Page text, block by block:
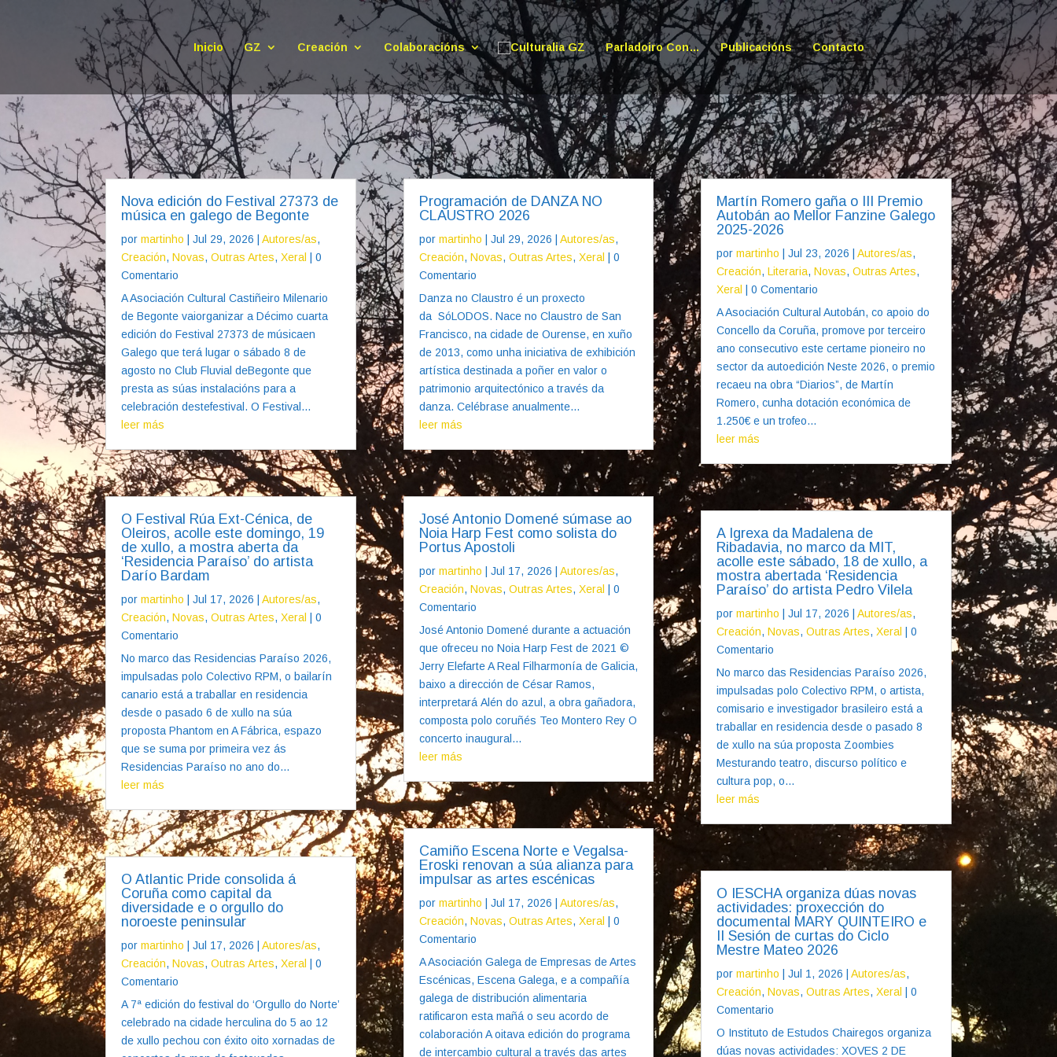
Inicio GZ Creación Colaboracións Parladoiro Con… Publicacións Contacto
Nova edición do Festival 27373 de
música en galego de Begonte
pormartinho |Jul 29, 2026 |Autores/as,
Creación,Novas,Outras Artes,Xeral
| 0
Comentario
A Asociación Cultural Castiñeiro Milenario
de Begonte vaiorganizar a Décimo cuarta
edición do Festival 27373 de músicaen
Galego que terá lugar o sábado 8 de
agosto no Club Fluvial deBegonte que
presta as súas instalacións para a
celebración destefestival. O Festival...
leer más
O Festival Rúa Ext-Cénica, de
Oleiros, acolle este domingo, 19
de xullo, a mostra aberta da
‘Residencia Paraíso’ do artista
Darío Bardam
pormartinho |Jul 17, 2026 |Autores/as,
Creación,Novas,Outras Artes,Xeral
| 0
Comentario
No marco das Residencias Paraíso 2026,
impulsadas polo Colectivo RPM, o bailarín
canario está a traballar en residencia
desde o pasado 6 de xullo na súa
proposta Phantom en A Fábrica, espazo
que se suma por primeira vez ás
Residencias Paraíso no ano do...
leer más
O Atlantic Pride consolida á
Coruña como capital da
diversidade e o orgullo do
noroeste peninsular
pormartinho |Jul 17, 2026 |Autores/as,
Creación,Novas,Outras Artes,Xeral
| 0
Comentario
A 7ª edición do festival do ‘Orgullo do Norte’
celebrado na cidade herculina do 5 ao 12
de xullo pechou con éxito oito xornadas de
Programación de DANZA NO
CLAUSTRO 2026
por martinho Jul 29, 2026 Autores/as,
Creación, Novas, Outras Artes, Xeral
| 0
Comentario
Danza no Claustro é un proxecto
da SóLODOS. Nace no Claustro de San
Francisco, na cidade de Ourense, en xuño
de 2013, como unha iniciativa de exhibición
artística destinada a poñer en valor o
patrimonio arquitectónico a través da
danza. Celébrase anualmente...
leer más
José Antonio Domené súmase ao
Noia Harp Fest como solista do
Portus Apostoli
por martinho Jul 17, 2026 Autores/as,
Creación, Novas, Outras Artes, Xeral
| 0
Comentario
José Antonio Domené durante a actuación
que ofreceu no Noia Harp Fest de 2021 ©
Jerry Elefarte A Real Filharmonía de Galicia,
baixo a dirección de César Ramos,
interpretará Alén do azul, a obra gañadora,
composta polo coruñés Teo Montero Rey O
concerto inaugural...
leer más
Camiño Escena Norte e Vegalsa-
Eroski renovan a súa alianza para
impulsar as artes escénicas
por martinho Jul 17, 2026 Autores/as,
Creación, Novas, Outras Artes, Xeral
| 0
Comentario
A Asociación Galega de Empresas de Artes
Escénicas, Escena Galega, e a compañía
galega de distribución alimentaria
ratificaron esta mañá o seu acordo de
colaboración A oitava edición do programa
de intercambio cultural a través das artes
Martín Romero gaña o III Premio
Autobán ao Mellor Fanzine Galego
2025-2026
por martinho Jul 23, 2026 Autores/as,
Creación, Literaria, Novas, Outras Artes,
Xeral
| 0 Comentario
A Asociación Cultural Autobán, co apoio do
Concello da Coruña, promove por terceiro
ano consecutivo este certame pioneiro no
sector da autoedición Neste 2026, o premio
recaeu na obra “Diarios”, de Martín
Romero, cunha dotación económica de
1.250€ e un trofeo...
leer más
A Igrexa da Madalena de
Ribadavia, no marco da MIT,
acolle este sábado, 18 de xullo, a
mostra abertada ‘Residencia
Paraíso’ do artista Pedro Vilela
por martinho Jul 17, 2026 Autores/as,
Creación, Novas, Outras Artes, Xeral
| 0
Comentario
No marco das Residencias Paraíso 2026,
impulsadas polo Colectivo RPM, o artista,
comisario e investigador brasileiro está a
traballar en residencia desde o pasado 8
de xullo na súa proposta Zoombies
Mesturando teatro, discurso político e
cultura pop, o...
leer más
O IESCHA organiza dúas novas
actividades: proxección do
documental MARY QUINTEIRO e
II Sesión de curtas do Ciclo
Mestre Mateo 2026
por martinho Jul 1, 2026 Autores/as,
Creación, Novas, Outras Artes, Xeral
| 0
Comentario
O Instituto de Estudos Chairegos organiza
dúas novas actividades: XOVES 2 DE